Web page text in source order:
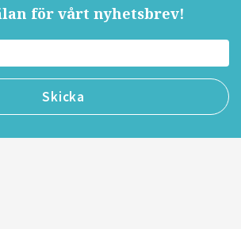
för vårt nyhetsbrev!